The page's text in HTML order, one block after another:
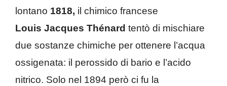
lontano 1818, il chimico francese
Louis Jacques Thénard tentò di mischiare
due sostanze chimiche per ottenere l’acqua
ossigenata: il perossido di bario e l’acido
nitrico. Solo nel 1894 però ci fu la